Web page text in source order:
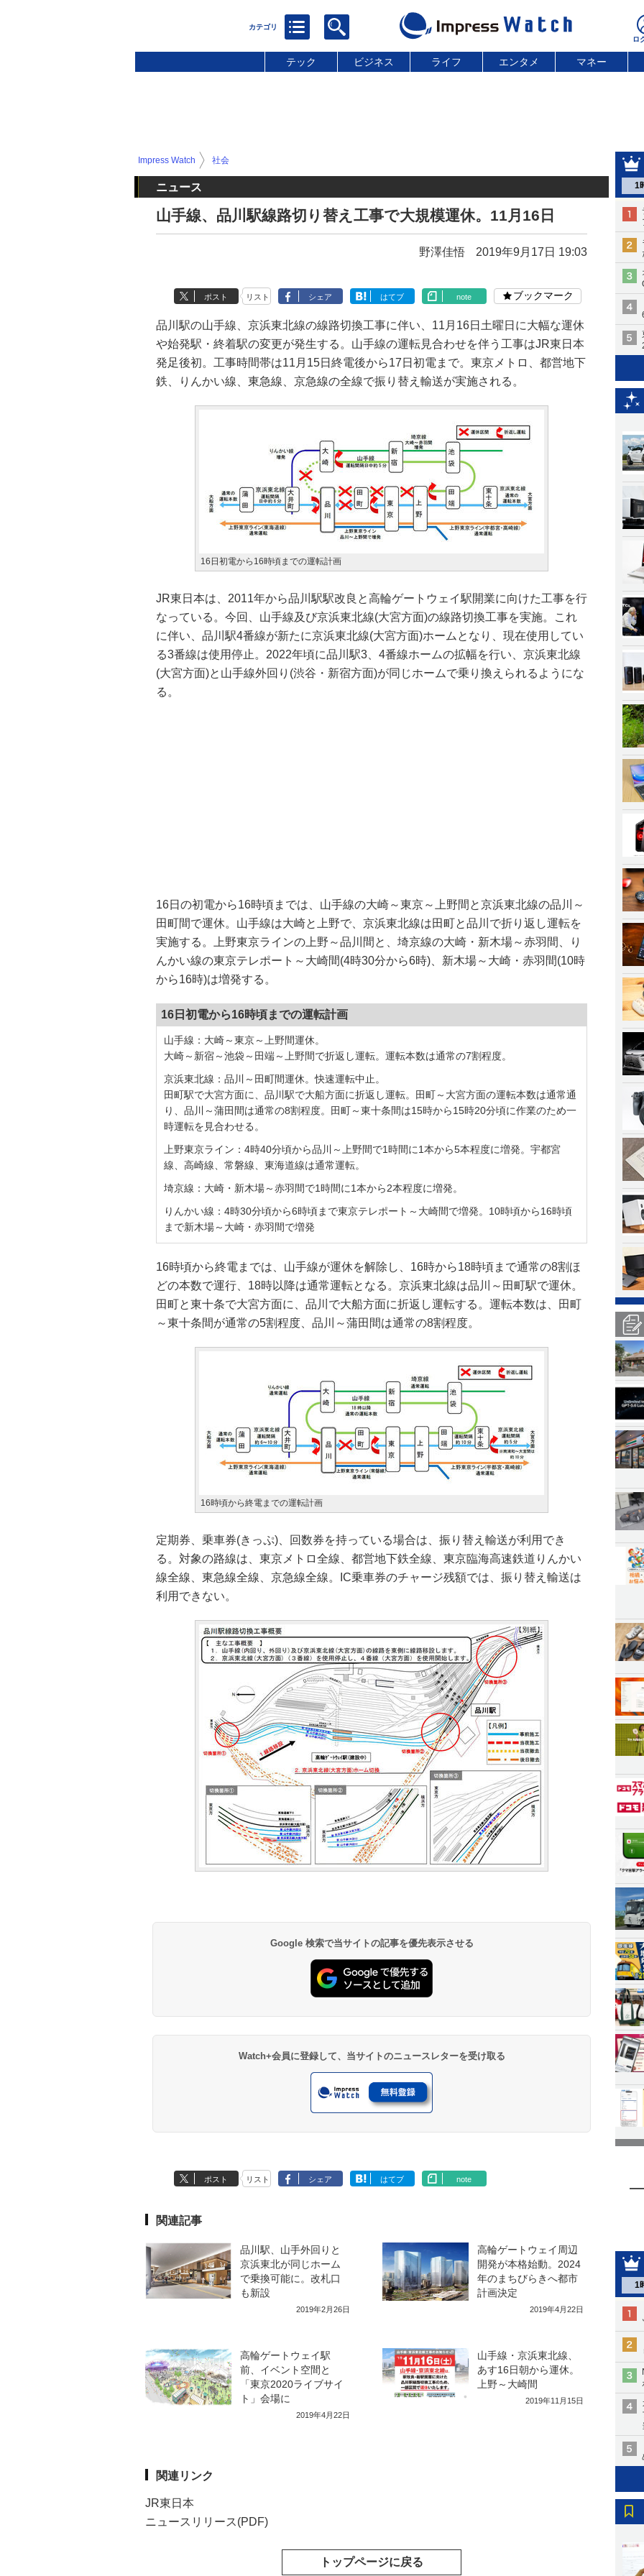
テック ビジネス ライフ エンタメ マネー
1
1
Impress Watch 社会
ニュース
山手線、品川駅線路切り替え工事で大規模運休。11月16日
野澤佳悟 2019年9月17日 19:03
ポスト リスト シェア はてブ note ブックマーク
品川駅の山手線、京浜東北線の線路切換工事に伴い、11月16日土曜日に大幅な運休
や始発駅・終着駅の変更が発生する。山手線の運転見合わせを伴う工事はJR東日本
発足後初。工事時間帯は11月15日終電後から17日初電まで。東京メトロ、都営地下
鉄、りんかい線、東急線、京急線の全線で振り替え輸送が実施される。
16日初電から16時頃までの運転計画
JR東日本は、2011年から品川駅駅改良と高輪ゲートウェイ駅開業に向けた工事を行
なっている。今回、山手線及び京浜東北線(大宮方面)の線路切換工事を実施。これ
に伴い、品川駅4番線が新たに京浜東北線(大宮方面)ホームとなり、現在使用してい
る3番線は使用停止。2022年頃に品川駅3、4番線ホームの拡幅を行い、京浜東北線
(大宮方面)と山手線外回り(渋谷・新宿方面)が同じホームで乗り換えられるようにな
る。
16日の初電から16時頃までは、山手線の大崎～東京～上野間と京浜東北線の品川～
田町間で運休。山手線は大崎と上野で、京浜東北線は田町と品川で折り返し運転を
実施する。上野東京ラインの上野～品川間と、埼京線の大崎・新木場～赤羽間、り
んかい線の東京テレポート～大崎間(4時30分から6時)、新木場～大崎・赤羽間(10時
から16時)は増発する。
16日初電から16時頃までの運転計画
山手線：大崎～東京～上野間運休。
大崎～新宿～池袋～田端～上野間で折返し運転。運転本数は通常の7割程度。
京浜東北線：品川～田町間運休。快速運転中止。
田町駅で大宮方面に、品川駅で大船方面に折返し運転。田町～大宮方面の運転本数は通常通
り、品川～蒲田間は通常の8割程度。田町～東十条間は15時から15時20分頃に作業のため一
時運転を見合わせる。
上野東京ライン：4時40分頃から品川～上野間で1時間に1本から5本程度に増発。宇都宮
線、高崎線、常磐線、東海道線は通常運転。
埼京線：大崎・新木場～赤羽間で1時間に1本から2本程度に増発。
りんかい線：4時30分頃から6時頃まで東京テレポート～大崎間で増発。10時頃から16時頃
まで新木場～大崎・赤羽間で増発
16時頃から終電までは、山手線が運休を解除し、16時から18時頃まで通常の8割ほ
どの本数で運行、18時以降は通常運転となる。京浜東北線は品川～田町駅で運休。
田町と東十条で大宮方面に、品川で大船方面に折返し運転する。運転本数は、田町
～東十条間が通常の5割程度、品川～蒲田間は通常の8割程度。
16時頃から終電までの運転計画
定期券、乗車券(きっぷ)、回数券を持っている場合は、振り替え輸送が利用でき
る。対象の路線は、東京メトロ全線、都営地下鉄全線、東京臨海高速鉄道りんかい
線全線、東急線全線、京急線全線。IC乗車券のチャージ残額では、振り替え輸送は
利用できない。
Google 検索で当サイトの記事を優先表示させる
Watch+会員に登録して、当サイトのニュースレターを受け取る
ポスト リスト シェア はてブ note
関連記事
品川駅、山手外回りと
京浜東北が同じホーム
で乗換可能に。改札口
も新設
2019年2月26日
高輪ゲートウェイ周辺
開発が本格始動。2024
年のまちびらきへ都市
計画決定
2019年4月22日
高輪ゲートウェイ駅
前、イベント空間と
「東京2020ライブサイ
ト」会場に
2019年4月22日
山手線・京浜東北線、
あす16日朝から運休。
上野～大崎間
2019年11月15日
関連リンク
JR東日本
ニュースリリース(PDF)
トップページに戻る